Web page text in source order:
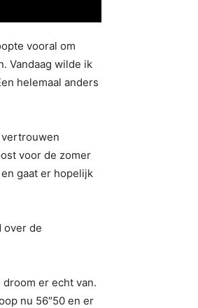
vooral om
Vandaag wilde ik
helemaal anders
vertrouwen
voor de zomer
gaat er hopelijk
over de
er echt van.
nu 56″50 en er